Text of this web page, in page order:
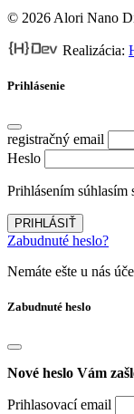
© 2026 Alori Nano
Realizácia:
Prihlásenie
registračný email
Heslo
Prihlásením súhlasím
PRIHLÁSIŤ
Zabudnuté heslo?
Nemáte ešte u nás
Zabudnuté heslo
Nové heslo Vám
Prihlasovací email